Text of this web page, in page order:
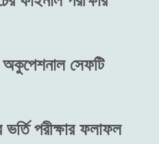
অকুপেশনাল সেফটি
পরীক্ষার ফলাফল